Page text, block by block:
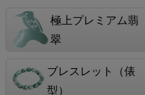
極上プレミアム翡
翠
ブレスレット（俵
型）